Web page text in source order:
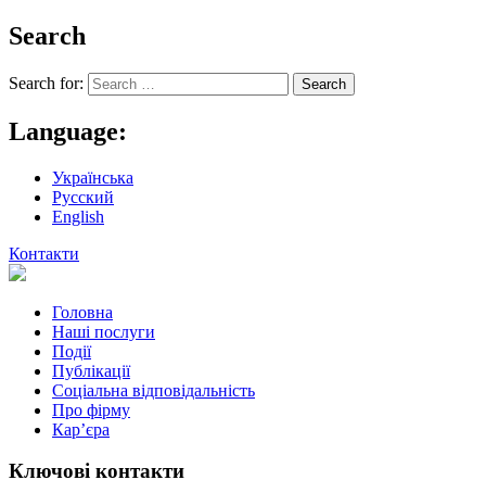
Search
Search for:
Language:
Українська
Русский
English
Контакти
Головна
Наші послуги
Події
Публікації
Соціальна відповідальність
Про фiрму
Кар’єра
Ключові контакти